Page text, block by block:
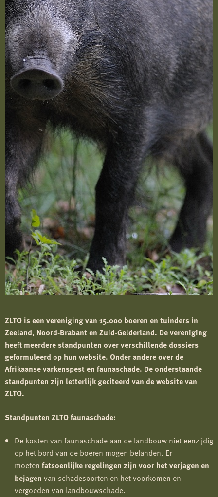
ZLTO is een vereniging van 15.000 boeren en tuinders in
Zeeland, Noord-Brabant en Zuid-Gelderland. De vereniging
heeft meerdere standpunten over verschillende dossiers
geformuleerd op hun website. Onder andere over de
Afrikaanse varkenspest en faunaschade. De onderstaande
standpunten zijn letterlijk geciteerd van de website van
ZLTO.
Standpunten ZLTO faunaschade:
De kosten van faunaschade aan de landbouw niet eenzijdig
op het bord van de boeren mogen belanden. Er
moeten fatsoenlijke regelingen zijn voor het verjagen en
bejagen van schadesoorten en het voorkomen en
vergoeden van landbouwschade.